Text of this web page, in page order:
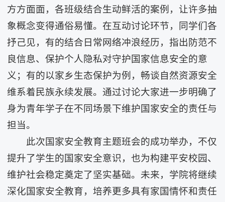
方方面面，各班级结合生动鲜活的案例，让许多抽
象概念变得通俗易懂。在互动讨论环节，同学们各
抒己见，有的结合日常网络冲浪经历，指出防范不
良信息、保护个人隐私对守护国家信息安全的意
义；有的以家乡生态保护为例，畅谈自然资源安全
维系着民族永续发展。通过讨论大家进一步明确了
身为青年学子在不同场景下维护国家安全的责任与
担当。
此次国家安全教育主题班会的成功举办，不仅
提升了学生的国家安全意识，也为构建平安校园、
维护社会稳定奠定了坚实基础。未来，学院将继续
深化国家安全教育，培养更多具有家国情怀和责任